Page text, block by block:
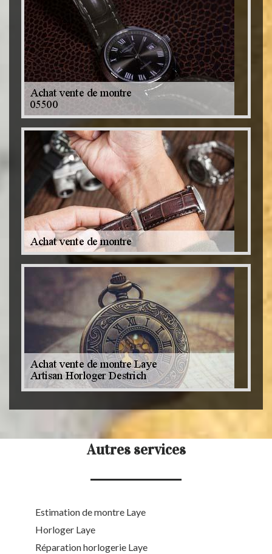
Autres services
Estimation de montre Laye
Horloger Laye
Réparation horlogerie Laye